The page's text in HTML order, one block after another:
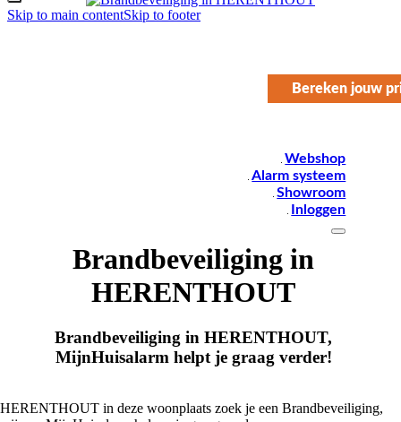
Skip to main contentSkip to footer
Webshop
Alarm systeem
Showroom
Inloggen
Bereken jouw
Brandbeveiliging in
HERENTHOUT
Brandbeveiliging in HERENTHOUT,
MijnHuisalarm helpt je graag verder!
HERENTHOUT in deze woonplaats zoek je een Brandbeveiliging,